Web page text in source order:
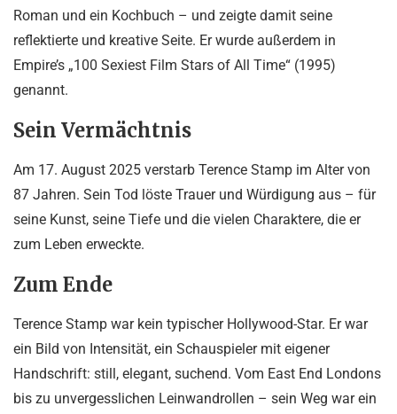
Roman und ein Kochbuch – und zeigte damit seine
reflektierte und kreative Seite. Er wurde außerdem in
Empire’s „100 Sexiest Film Stars of All Time“ (1995)
genannt.
Sein Vermächtnis
Am 17. August 2025 verstarb Terence Stamp im Alter von
87 Jahren. Sein Tod löste Trauer und Würdigung aus – für
seine Kunst, seine Tiefe und die vielen Charaktere, die er
zum Leben erweckte.
Zum Ende
Terence Stamp war kein typischer Hollywood-Star. Er war
ein Bild von Intensität, ein Schauspieler mit eigener
Handschrift: still, elegant, suchend. Vom East End Londons
bis zu unvergesslichen Leinwandrollen – sein Weg war ein